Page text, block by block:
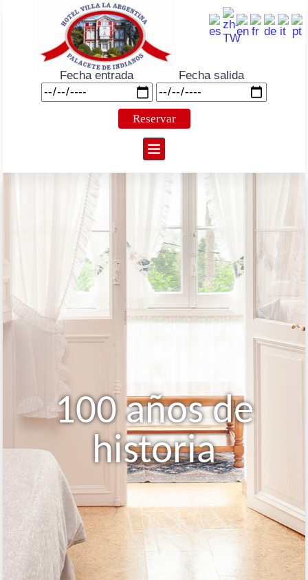
Fecha entrada Fecha salida
100 años de
historia